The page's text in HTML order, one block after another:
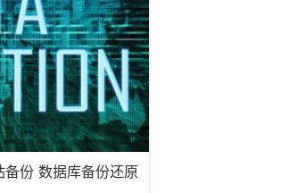
份 数据库备份还原